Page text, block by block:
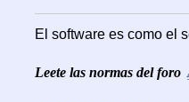
El software es como el
Leete las normas del foro